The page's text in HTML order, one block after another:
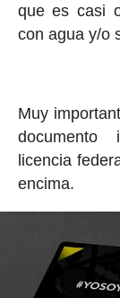
que es casi
con agua y/o
Muy
documento
licencia
encima.